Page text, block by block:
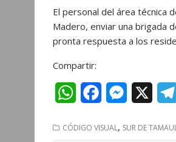
El personal del área técnica
Madero, enviar una brigada
pronta respuesta a los
Compartir:
W
a
c
s
CÓDIGO VISUAL, SUR DE